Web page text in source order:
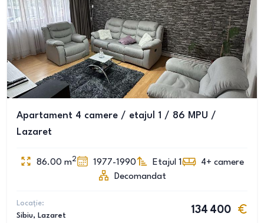
Apartament 4 camere / etajul 1 / 86 MPU /
Lazaret
86.00 m2 1977-1990 Etajul 1 4+ camere
Decomandat
Locație:
Sibiu, Lazaret
134 400